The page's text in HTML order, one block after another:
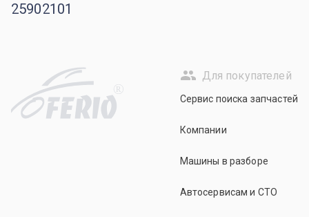
25902101
R
Для покупателей
Сервис поиска запчастей
Компании
Машины в разборе
Автосервисам и СТО